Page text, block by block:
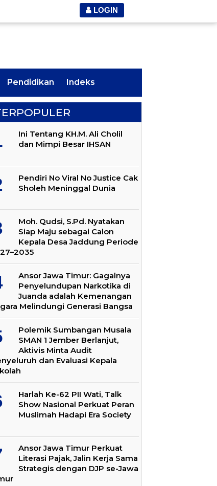
LOGIN
Pendidikan Indeks
Ini Tentang KH.M. Ali Cholil
dan Mimpi Besar IHSAN
Pendiri No Viral No Justice Cak
Sholeh Meninggal Dunia
Moh. Qudsi, S.Pd. Nyatakan
Siap Maju sebagai Calon
Kepala Desa Jaddung Periode
Ansor Jawa Timur: Gagalnya
Penyelundupan Narkotika di
Juanda adalah Kemenangan
Melindungi Generasi Bangsa
Polemik Sumbangan Musala
SMAN 1 Jember Berlanjut,
Aktivis Minta Audit
dan Evaluasi Kepala
Harlah Ke-62 PII Wati, Talk
Show Nasional Perkuat Peran
Muslimah Hadapi Era Society
Ansor Jawa Timur Perkuat
Literasi Pajak, Jalin Kerja Sama
Strategis dengan DJP se-Jawa